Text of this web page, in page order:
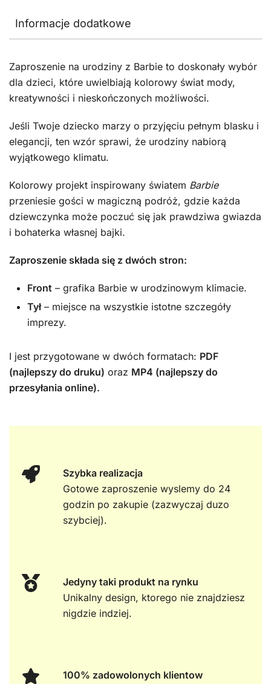
Informacje dodatkowe
Zaproszenie na urodziny z Barbie to doskonały wybór
dla dzieci, które uwielbiają kolorowy świat mody,
kreatywności i nieskończonych możliwości.
Jeśli Twoje dziecko marzy o przyjęciu pełnym blasku i
elegancji, ten wzór sprawi, że urodziny nabiorą
wyjątkowego klimatu.
Kolorowy projekt inspirowany światem Barbie
przeniesie gości w magiczną podróż, gdzie każda
dziewczynka może poczuć się jak prawdziwa gwiazda
i bohaterka własnej bajki.
Zaproszenie składa się z dwóch stron:
Front – grafika Barbie w urodzinowym klimacie.
Tył– miejsce na wszystkie istotne szczegóły
imprezy.
I jest przygotowane w dwóch formatach: PDF
(najlepszy do druku) oraz MP4 (najlepszy do
przesyłania online).
Szybka realizacja
Gotowe zaproszenie wyslemy do 24
godzin po zakupie (zazwyczaj duzo
szybciej).
Jedyny taki produkt na rynku
Unikalny design, ktorego nie znajdziesz
nigdzie indziej.
100% zadowolonych klientow